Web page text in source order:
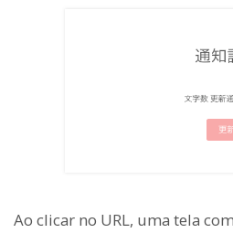
Ao clicar no URL, uma tela